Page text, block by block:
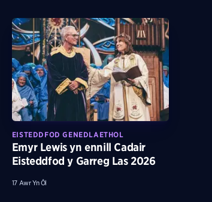
EISTEDDFOD GENEDLAETHOL
Emyr Lewis yn ennill Cadair
Eisteddfod y Garreg Las 2026
17 Awr Yn Ôl